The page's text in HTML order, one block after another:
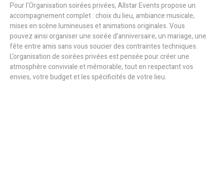
Pour l'Organisation soirées privées, Allstar Events propose un
accompagnement complet : choix du lieu, ambiance musicale,
mises en scène lumineuses et animations originales. Vous
pouvez ainsi organiser une soirée d’anniversaire, un mariage, une
fête entre amis sans vous soucier des contraintes techniques.
L'organisation de soirées privées est pensée pour créer une
atmosphère conviviale et mémorable, tout en respectant vos
envies, votre budget et les spécificités de votre lieu.